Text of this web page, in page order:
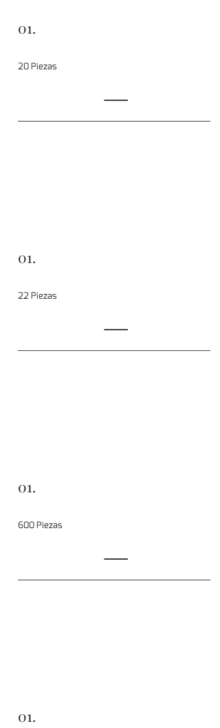
01.
20 Piezas
01.
22 Piezas
01.
600 Piezas
01.